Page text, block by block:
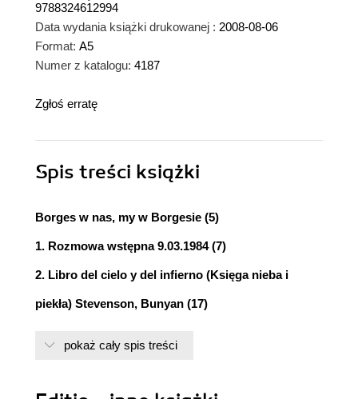
9788324612994
Data wydania książki drukowanej : 2008-08-06
Format: A5
Numer z katalogu: 4187
Zgłoś erratę
Spis treści książki
Borges w nas, my w Borgesie (5)
1. Rozmowa wstępna 9.03.1984 (7)
2. Libro del cielo y del infierno (Księga nieba i
piekła) Stevenson, Bunyan (17)
pokaż cały spis treści